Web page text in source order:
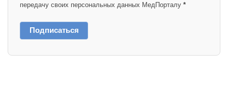
передачу своих персональных данных МедПорталу *
Подписаться